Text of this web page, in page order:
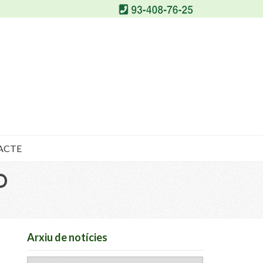
Arxiu de notícies